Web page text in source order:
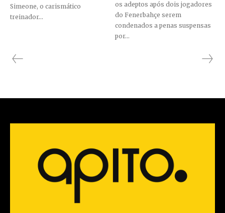
Simeone, o carismático
treinador...
os adeptos após dois jogadores
do Fenerbahçe serem
condenados a penas suspensas
por...